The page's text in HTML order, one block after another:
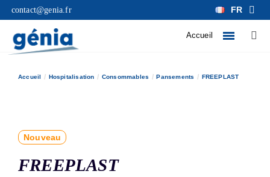
contact@genia.fr FR
Accueil
Accueil Hospitalisation Consommables Pansements FREEPLAST
Nouveau
FREEPLAST